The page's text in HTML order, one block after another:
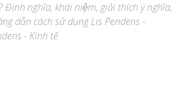
Định nghĩa, khái niệm, giải thích ý nghĩa,
dẫn cách sử dụng Lis Pendens -
- Kinh tế